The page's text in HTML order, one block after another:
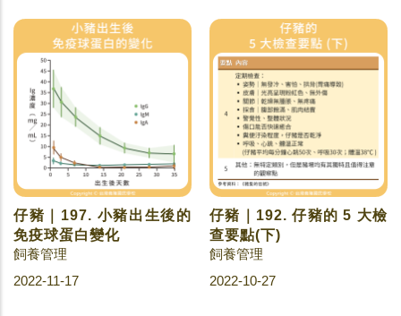
仔豬｜197. 小豬出生後的
免疫球蛋白變化
飼養管理
2022-11-17
仔豬｜192. 仔豬的 5 大檢
查要點(下)
飼養管理
2022-10-27